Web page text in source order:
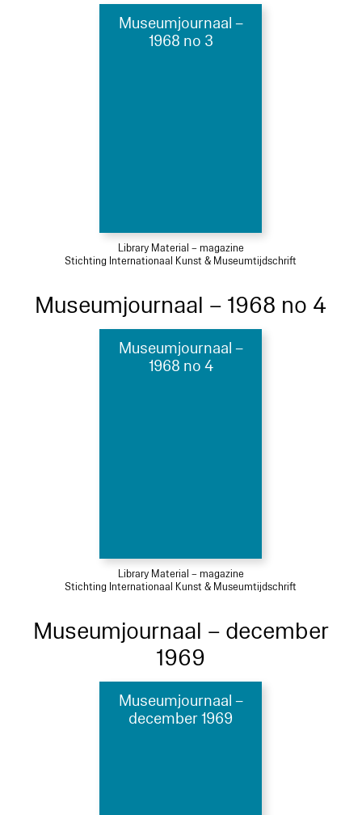
Museumjournaal –
1968 no 3
Library Material – magazine
Stichting Internationaal Kunst & Museumtijdschrift
Museumjournaal – 1968 no 4
Museumjournaal –
1968 no 4
Library Material – magazine
Stichting Internationaal Kunst & Museumtijdschrift
Museumjournaal – december
1969
Museumjournaal –
december 1969